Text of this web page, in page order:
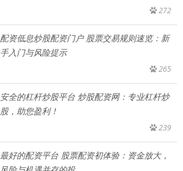
272
配资低息炒股配资门户 股票交易规则速览：新
手入门与风险提示
265
安全的杠杆炒股平台 炒股配资网：专业杠杆炒
股，助您盈利！
239
最好的配资平台 股票配资初体验：资金放大，